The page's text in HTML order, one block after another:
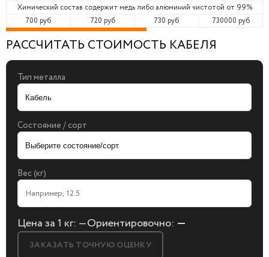
Химический состав содержит медь либо алюминий чистотой от 99%
700 руб
720 руб 730 руб 730000 руб
РАССЧИТАТЬ СТОИМОСТЬ КАБЕЛЯ
Тип металла
Состояние / сорт
Вес (кг)
Цена за 1 кг: —Ориентировочно: —
ЗАКАЗАТЬ ТОЧНУЮ ОЦЕНКУ